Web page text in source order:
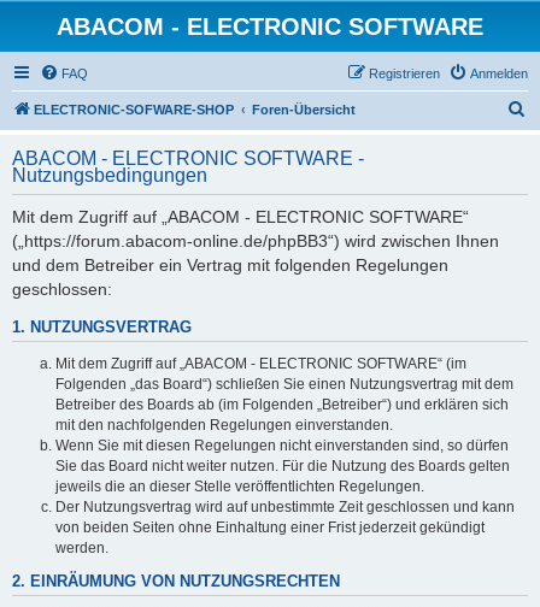
ABACOM - ELECTRONIC SOFTWARE
FAQ Anmelden
Registrieren
ELECTRONIC-SOFWARE-SHOP Foren-Übersicht
h
ABACOM - ELECTRONIC SOFTWARE -
Nutzungsbedingungen
Mit dem Zugriff auf „ABACOM - ELECTRONIC SOFTWARE“
(„https://forum.abacom-online.de/phpBB3“) wird zwischen Ihnen
und dem Betreiber ein Vertrag mit folgenden Regelungen
geschlossen:
1. NUTZUNGSVERTRAG
Mit dem Zugriff auf „ABACOM - ELECTRONIC SOFTWARE“ (im
Folgenden „das Board“) schließen Sie einen Nutzungsvertrag mit dem
Betreiber des Boards ab (im Folgenden „Betreiber“) und erklären sich
mit den nachfolgenden Regelungen einverstanden.
Wenn Sie mit diesen Regelungen nicht einverstanden sind, so dürfen
Sie das Board nicht weiter nutzen. Für die Nutzung des Boards gelten
jeweils die an dieser Stelle veröffentlichten Regelungen.
Der Nutzungsvertrag wird auf unbestimmte Zeit geschlossen und kann
von beiden Seiten ohne Einhaltung einer Frist jederzeit gekündigt
werden.
2. EINRÄUMUNG VON NUTZUNGSRECHTEN